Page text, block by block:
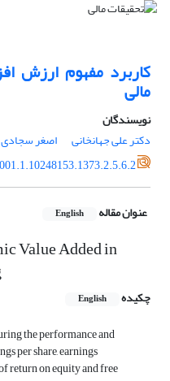
کاربرد مفهوم ارزش
مالی
نویسندگان
دکتر علی جهانخانی
اصغر سجادی
عنوان مقاله English
Value Added in
چکیده English
the performance and
per share, earnings
return on equity and free